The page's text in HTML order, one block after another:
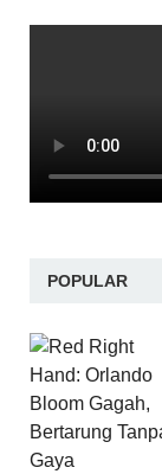
POPULAR